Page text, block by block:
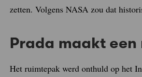
zetten. Volgens NASA zou dat
Prada maakt een
Het ruimtepak werd onthuld op het